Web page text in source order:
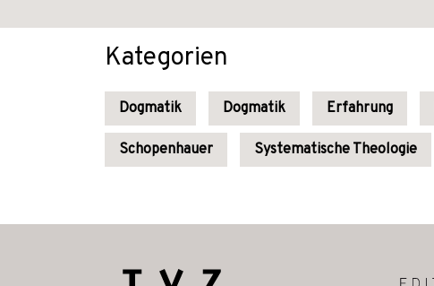
Kategorien
Dogmatik Dogmatik Erfahrung
Schopenhauer Systematische Theologie